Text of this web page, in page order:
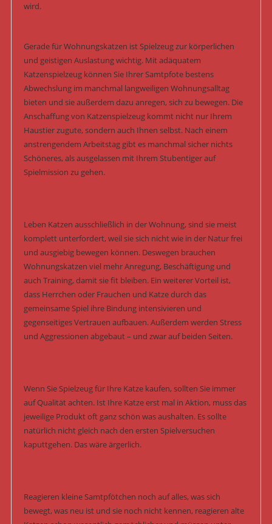
wird.
Gerade für Wohnungskatzen ist Spielzeug zur körperlichen
und geistigen Auslastung wichtig. Mit adäquatem
Katzenspielzeug können Sie Ihrer Samtpfote bestens
Abwechslung im manchmal langweiligen Wohnungsalltag
bieten und sie außerdem dazu anregen, sich zu bewegen. Die
Anschaffung von Katzenspielzeug kommt nicht nur Ihrem
Haustier zugute, sondern auch Ihnen selbst. Nach einem
anstrengendem Arbeitstag gibt es manchmal sicher nichts
Schöneres, als ausgelassen mit Ihrem Stubentiger auf
Spielmission zu gehen.
Leben Katzen ausschließlich in der Wohnung, sind sie meist
komplett unterfordert, weil sie sich nicht wie in der Natur frei
und ausgiebig bewegen können. Deswegen brauchen
Wohnungskatzen viel mehr Anregung, Beschäftigung und
auch Training, damit sie fit bleiben. Ein weiterer Vorteil ist,
dass Herrchen oder Frauchen und Katze durch das
gemeinsame Spiel ihre Bindung intensivieren und
gegenseitiges Vertrauen aufbauen. Außerdem werden Stress
und Aggressionen abgebaut – und zwar auf beiden Seiten.
Wenn Sie Spielzeug für Ihre Katze kaufen, sollten Sie immer
auf Qualität achten. Ist Ihre Katze erst mal in Aktion, muss das
jeweilige Produkt oft ganz schön was aushalten. Es sollte
natürlich nicht gleich nach den ersten Spielversuchen
kaputtgehen. Das wäre ärgerlich.
Reagieren kleine Samtpfötchen noch auf alles, was sich
bewegt, was neu ist und sie noch nicht kennen, reagieren alte